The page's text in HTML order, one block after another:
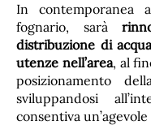
In contemporanea
fognario, sarà
distribuzione di
utenze nell’area, al
posizionamento
sviluppandosi
consentiva